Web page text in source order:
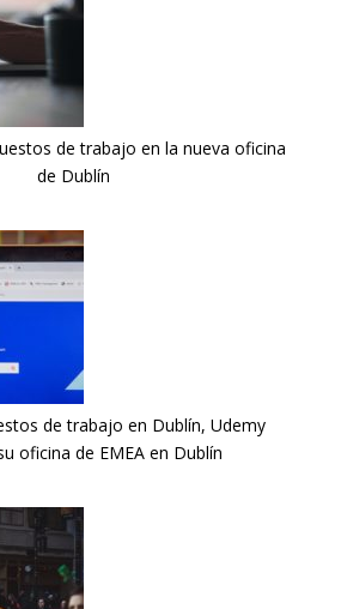
de trabajo en la nueva oficina
de Dublín
de trabajo en Dublín, Udemy
oficina de EMEA en Dublín